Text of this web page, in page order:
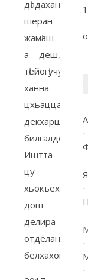
дӀадаханчу
шеран
жамӀаш
а деш,
тӀейогӀучу
ханна
цхьацца
декхарш
билгалдехира.
Иштта
цу
хьокъехь
дош
делира
отделан
белхахошка.